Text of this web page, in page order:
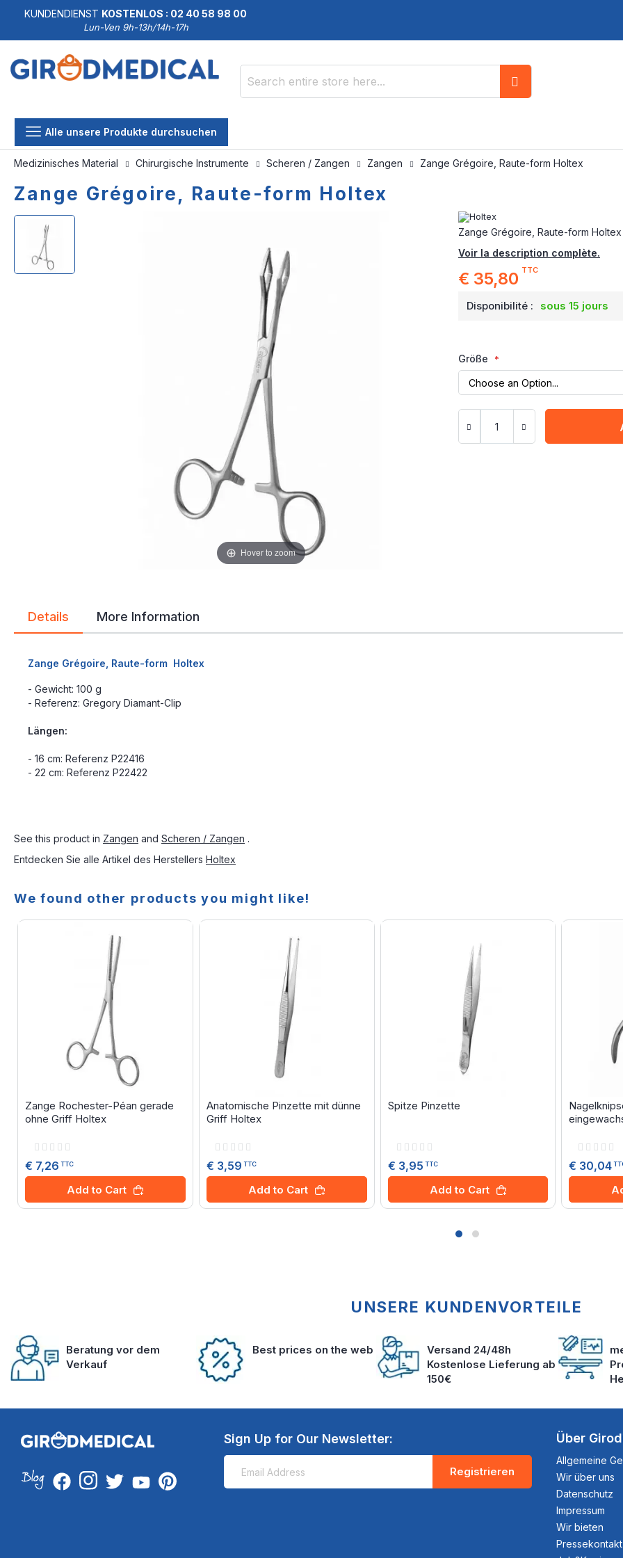
KUNDENDIENST KOSTENLOS : 02 40 58 98 00
Lun-Ven 9h-13h/14h-17h
Alle unsere Produkte durchsuchen
Medizinisches Material Chirurgische Instrumente Scheren / Zangen Zangen Zange Grégoire, Raute-form Holtex
Zange Grégoire, Raute-form Holtex
Zange Grégoire, Raute-form Holtex
Voir la description complète.
€ 35,80 TTC
Disponibilité : sous 15 jours
Größe
Skip
of
Skip
beginning
of
Hover to zoom
Details
Zange Grégoire, Raute-form Holtex
- Gewicht: 100 g
- Referenz: Gregory Diamant-Clip
Längen:
- 16 cm: Referenz P22416
- 22 cm: Referenz P22422
More Information
See this product in Zangen and Scheren / Zangen .
Entdecken Sie alle Artikel des Herstellers Holtex
We found other products you might like!
Zange Rochester-Péan gerade
ohne Griff Holtex
Rating:
€ 7,26 TTC
Add to Cart
Anatomische Pinzette mit dünne
Griff Holtex
Rating:
€ 3,59 TTC
Add to Cart
Spitze Pinzette
Rating:
€ 3,95 TTC
Add to Cart
Rating:
€ 30,04
UNSERE KUNDENVORTEILE
Beratung vor dem
Verkauf
Best prices on the web
Versand 24/48h
Kostenlose Lieferung ab
150€
Sign Up for Our Newsletter:
Registrieren
Über
Allgemeine
Wir über uns
Datenschutz
Impressum
Wir bieten
Pressekontakt